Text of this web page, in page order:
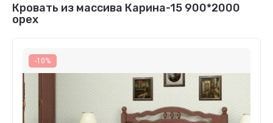
Кровать из массива Карина-15 900*2000
орех
-10%